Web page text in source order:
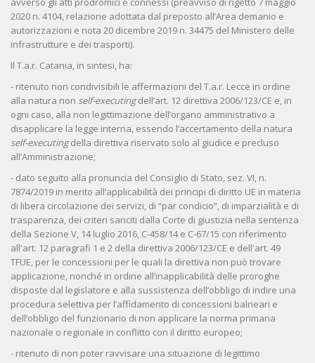
2020 n. 4104, relazione adottata dal preposto all’Area demanio e
autorizzazioni e nota 20 dicembre 2019 n. 34475 del Ministero delle
infrastrutture e dei trasporti).
Il T.a.r. Catania, in sintesi, ha:
- ritenuto non condivisibili le affermazioni del T.a.r. Lecce in ordine
alla natura non self-executingdell’art. 12 direttiva 2006/123/CE e, in
ogni caso, alla non legittimazione dell’organo amministrativo a
disapplicare la legge interna, essendo l’accertamento della natura
self-executingdella direttiva riservato solo al giudice e precluso
all’Amministrazione;
- dato seguito alla pronuncia del Consiglio di Stato, sez. VI, n.
7874/2019 in merito all’applicabilità dei principi di diritto UE in materia
di libera circolazione dei servizi, di “par condicio”, di imparzialità e di
trasparenza, dei criteri sanciti dalla Corte di giustizia nella sentenza
della Sezione V, 14 luglio 2016, C-458/14 e C-67/15 con riferimento
all'art. 12 paragrafi 1 e 2 della direttiva 2006/123/CE e dell'art. 49
TFUE, per le concessioni per le quali la direttiva non può trovare
applicazione, nonché in ordine all’inapplicabilità delle proroghe
disposte dal legislatore e alla sussistenza dell’obbligo di indire una
procedura selettiva per l’affidamento di concessioni balneari e
dell’obbligo del funzionario di non applicare la norma primaria
nazionale o regionale in conflitto con il diritto europeo;
- ritenuto di non poter ravvisare una situazione di legittimo